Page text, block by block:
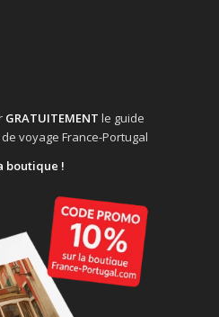
GRATUITEMENT le guide
voyage France-Portugal
boutique !